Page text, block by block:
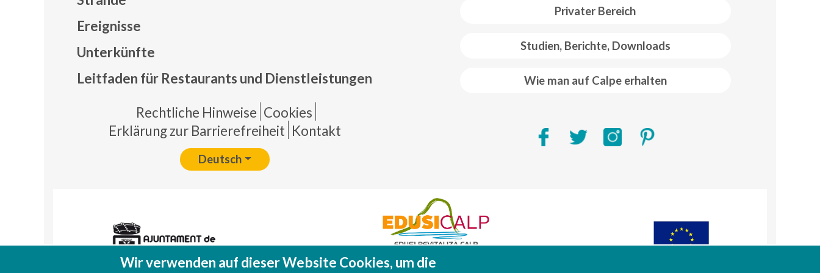
Privater Bereich
Studien, Berichte, Downloads
Wie man auf Calpe erhalten
Ereignisse
Unterkünfte
Leitfaden für Restaurants und Dienstleistungen
Pie de página
Rechtliche Hinweise Cookies
Erklärung zur Barrierefreiheit Kontakt
Deutsch
Fondo Europeo de Desarrollo Regional (FEDER)
Wir verwenden auf dieser Website Cookies, um die